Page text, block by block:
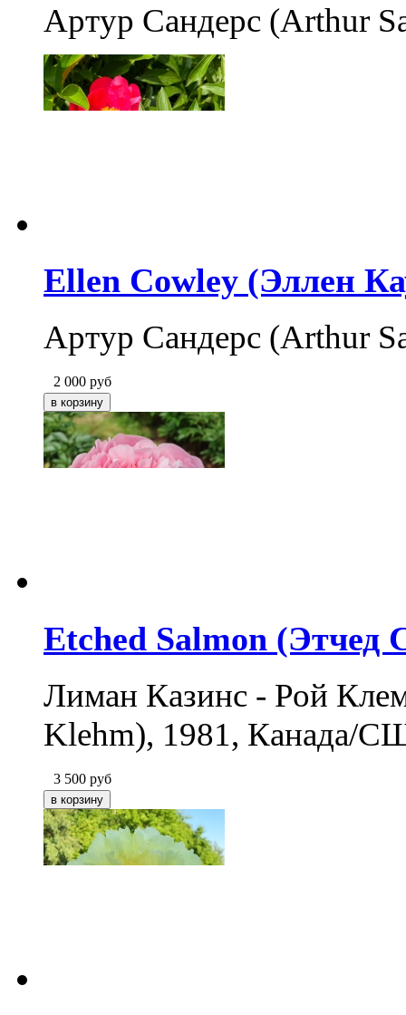
Артур Сандерс (Arthur
Ellen Cowley (Эллен
Артур Сандерс (Arthur
2 000 руб
Etched Salmon (Этчед
Лиман Казинс - Рой
Klehm), 1981, Канада/
3 500 руб